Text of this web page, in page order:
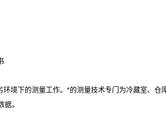
境下的测量工作。*的测量技术专门为冷藏室、仓
。